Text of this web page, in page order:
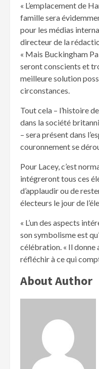
« L’emplacement de
famille sera
pour les médias
directeur de la
« Mais Buckingham
seront conscients et
meilleure solution
circonstances.
Tout cela – l’histoire
dans la société
– sera présent dans
couronnement se
Pour Lacey, c’est
intégreront tous ces
d’applaudir ou de
électeurs le jour de
« L’un des aspects
son symbolisme est
célébration. « Il donne
réfléchir à ce qui
About Author